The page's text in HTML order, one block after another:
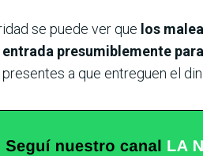
se puede ver que los
presumiblemente
a que entreguen el